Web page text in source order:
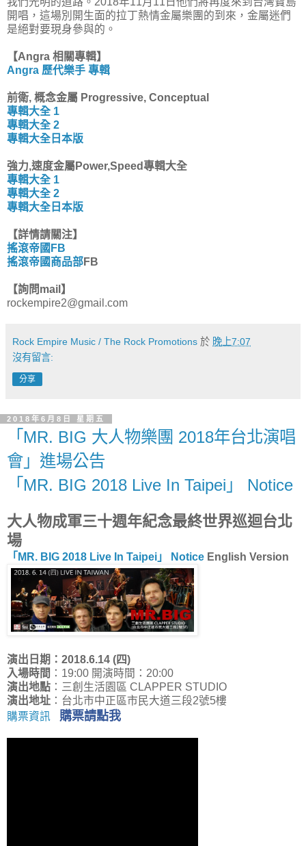
開唱，這場別開生面的拉丁熱情金屬樂團的到來，金屬迷們
是絕對要現身參與的。
【Angra 相關專輯】
Angra 歷代樂手 專輯
前衛, 概念金屬 Progressive, Conceptual
專輯大全 1
專輯大全 2
專輯大全日本版
強力,速度金屬Power,Speed專輯大全
專輯大全 1
專輯大全 2
專輯大全日本版
【詳情請關注】
搖滾帝國FB
搖滾帝國商品部FB
【詢問mail】
rockempire2@gmail.com
Rock Empire Music / The Rock Promotions 於 晚上7:07
沒有留言:
分享
2018年6月8日 星期五
「MR. BIG 大人物樂團 2018年台北演唱
會」進場公告
「MR. BIG 2018 Live In Taipei」 Notice
大人物成軍三十週年紀念最終世界巡迴台北
場
「MR. BIG 2018 Live In Taipei」 Notice English Version
演出日期：2018.6.14 (四)
入場時間 ：19:00 開演時間：20:00
演出地點 ：三創生活園區 CLAPPER STUDIO
演出地址 ：台北市中正區市民大道三段2號5樓
購票資訊
購票請點我